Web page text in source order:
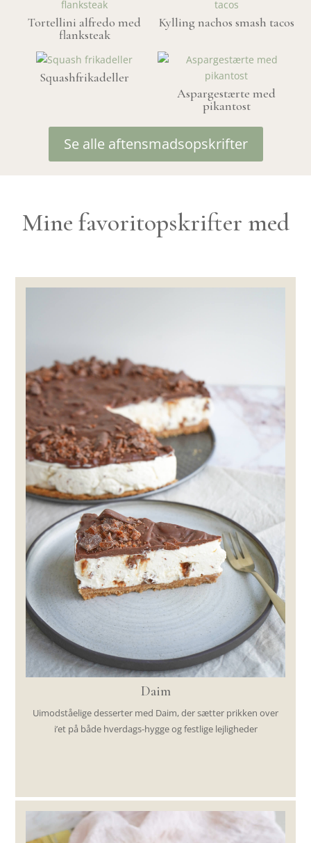
Tortellini alfredo med
flanksteak
Kylling nachos smash tacos
Squashfrikadeller
Aspargestærte med
pikantost
Se alle aftensmadsopskrifter
Mine favoritopskrifter med
Daim
Uimodståelige desserter med Daim, der sætter prikken over
i’et på både hverdags-hygge og festlige lejligheder